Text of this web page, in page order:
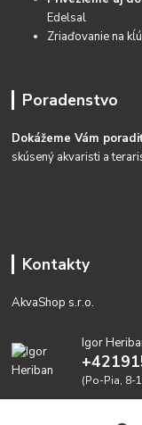
Edelsal
Zriaďovanie na
Poradenstvo
Dokážeme Vám
skúsený akvaristi a
Kontakty
AkvaShop s.r.o.
Igor
(Po-Pia, 8-